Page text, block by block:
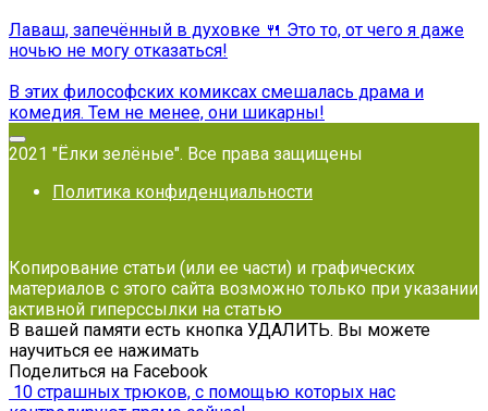
Лаваш, запечённый в духовке 🍴 Это то, от чего я даже
ночью не могу отказаться!
В этих философских комиксах смешалась драма и
комедия. Тем не менее, они шикарны!
2021 "Ёлки зелёные". Все права защищены
Политика конфиденциальности
Копирование статьи (или ее части) и графических
материалов с этого сайта возможно только при указании
активной гиперссылки на статью
В вашей памяти есть кнопка УДАЛИТЬ. Вы можете
научиться ее нажимать
Поделиться на Facebook
10 страшных трюков, с помощью которых нас